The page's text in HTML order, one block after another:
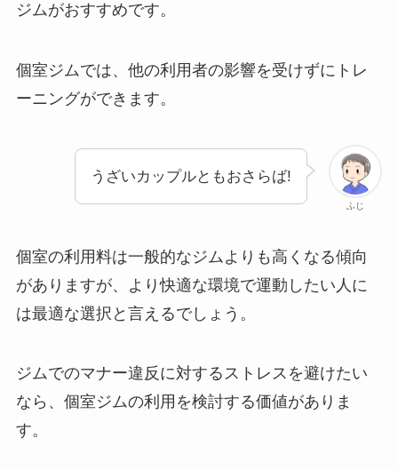
ジムがおすすめです。
個室ジムでは、他の利用者の影響を受けずにトレ
ーニングができます。
ふじ
うざいカップルともおさらば!
個室の利用料は一般的なジムよりも高くなる傾向
がありますが、より快適な環境で運動したい人に
は最適な選択と言えるでしょう。
ジムでのマナー違反に対するストレスを避けたい
なら、個室ジムの利用を検討する価値がありま
す。